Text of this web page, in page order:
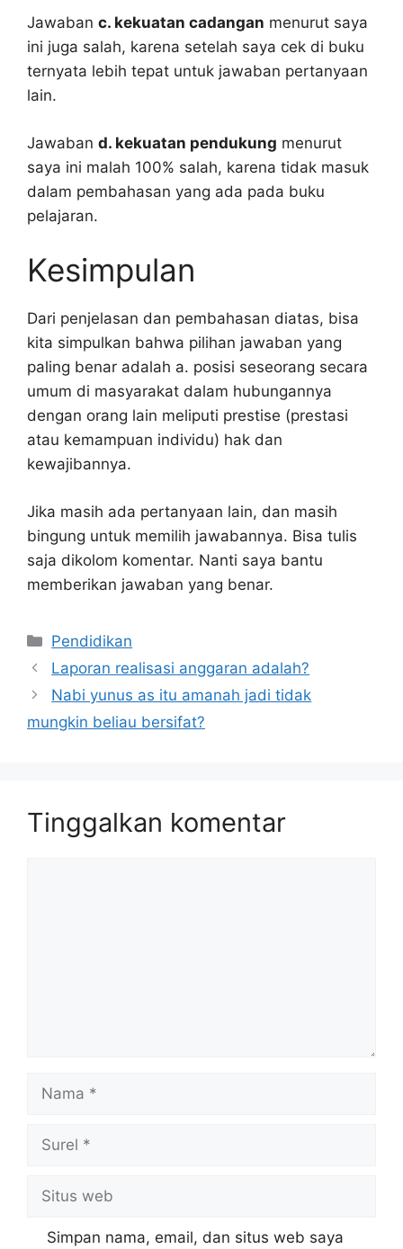
Jawaban c. kekuatan cadangan menurut saya
ini juga salah, karena setelah saya cek di buku
ternyata lebih tepat untuk jawaban pertanyaan
lain.
Jawaban d. kekuatan pendukung menurut
saya ini malah 100% salah, karena tidak masuk
dalam pembahasan yang ada pada buku
pelajaran.
Kesimpulan
Dari penjelasan dan pembahasan diatas, bisa
kita simpulkan bahwa pilihan jawaban yang
paling benar adalah a. posisi seseorang secara
umum di masyarakat dalam hubungannya
dengan orang lain meliputi prestise (prestasi
atau kemampuan individu) hak dan
kewajibannya.
Jika masih ada pertanyaan lain, dan masih
bingung untuk memilih jawabannya. Bisa tulis
saja dikolom komentar. Nanti saya bantu
memberikan jawaban yang benar.
Kategori
Pendidikan
Laporan realisasi anggaran adalah?
Nabi yunus as itu amanah jadi tidak
mungkin beliau bersifat?
Tinggalkan komentar
web
Simpan nama, email, dan situs web saya